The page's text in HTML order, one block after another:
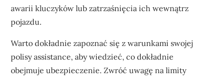
awarii kluczyków lub zatrzaśnięcia ich wewnątrz
pojazdu.
Warto dokładnie zapoznać się z warunkami swojej
polisy assistance, aby wiedzieć, co dokładnie
obejmuje ubezpieczenie. Zwróć uwagę na limity